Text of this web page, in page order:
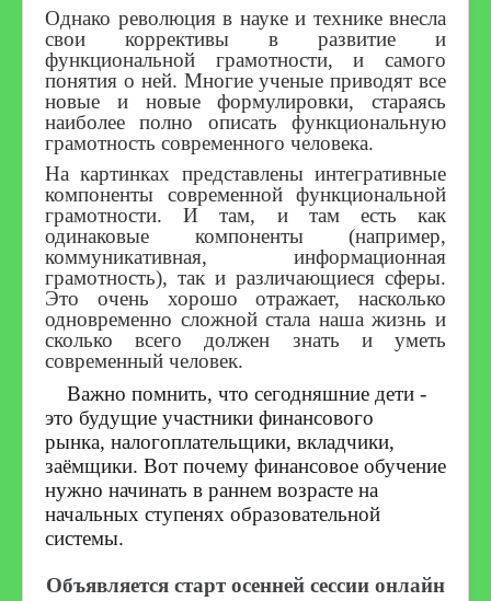
Однако революция в науке и технике внесла
свои коррективы в развитие и
функциональной грамотности, и самого
понятия о ней. Многие ученые приводят все
новые и новые формулировки, стараясь
наиболее полно описать функциональную
грамотность современного человека.
На картинках представлены интегративные
компоненты современной функциональной
грамотности. И там, и там есть как
одинаковые компоненты (например,
коммуникативная, информационная
грамотность), так и различающиеся сферы.
Это очень хорошо отражает, насколько
одновременно сложной стала наша жизнь и
сколько всего должен знать и уметь
современный человек.
Важно помнить, что сегодняшние дети -
это будущие участники финансового
рынка, налогоплательщики, вкладчики,
заёмщики. Вот почему финансовое обучение
нужно начинать в раннем возрасте на
начальных ступенях образовательной
системы.
Объявляется старт осенней сессии онлайн